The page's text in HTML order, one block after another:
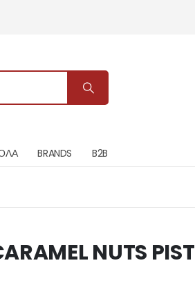
BRANDS B2B
NUTS